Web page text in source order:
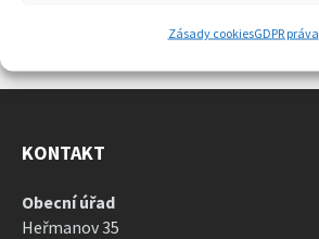
Zásady cookiesGDPR práva
KONTAKT
Obecní úřad
Heřmanov 35